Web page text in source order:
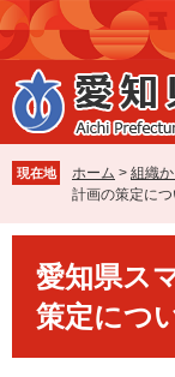
ペ
ー
ジ
の
先
で
す
メ
ニ
ュ
ー
を
ば
し
本
現在地 ホーム > 組織
計画の策定につ
愛知県ス
策定につ